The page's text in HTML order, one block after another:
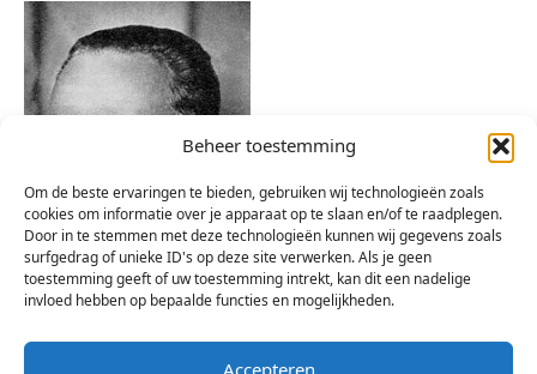
Beheer toestemming
Om de beste ervaringen te bieden, gebruiken wij technologieën zoals
cookies om informatie over je apparaat op te slaan en/of te raadplegen.
Door in te stemmen met deze technologieën kunnen wij gegevens zoals
surfgedrag of unieke ID's op deze site verwerken. Als je geen
toestemming geeft of uw toestemming intrekt, kan dit een nadelige
invloed hebben op bepaalde functies en mogelijkheden.
Accepteren